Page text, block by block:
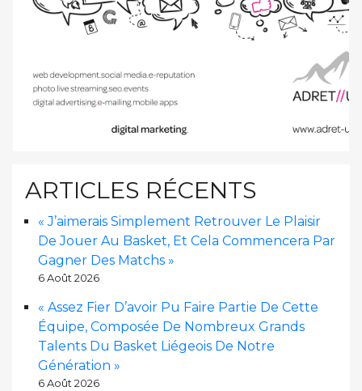
ARTICLES RÉCENTS
« J’aimerais Simplement Retrouver Le Plaisir
De Jouer Au Basket, Et Cela Commencera Par
Gagner Des Matchs »
6 Août 2026
« Assez Fier D’avoir Pu Faire Partie De Cette
Équipe, Composée De Nombreux Grands
Talents Du Basket Liégeois De Notre
Génération »
6 Août 2026